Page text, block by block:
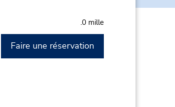
.0 mille
Faire une réservation